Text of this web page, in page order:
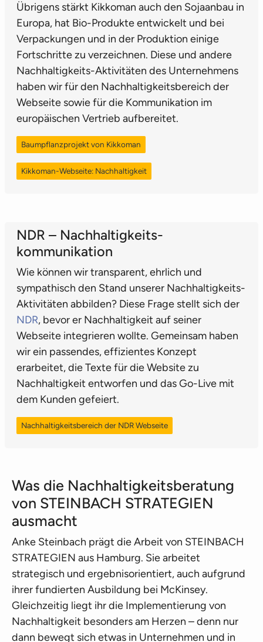
Übrigens stärkt Kikkoman auch den Sojaanbau in
Europa, hat Bio-Produkte entwickelt und bei
Verpackungen und in der Produktion einige
Fortschritte zu verzeichnen. Diese und andere
Nachhaltigkeits-Aktivitäten des Unternehmens
haben wir für den Nachhaltigkeitsbereich der
Webseite sowie für die Kommunikation im
europäischen Vertrieb aufbereitet.
Baumpflanzprojekt von Kikkoman
Kikkoman-Webseite: Nachhaltigkeit
NDR – Nach­haltig­keits­
kommunikation
Wie können wir transparent, ehrlich und
sympathisch den Stand unserer Nachhaltigkeits-
Aktivitäten abbilden? Diese Frage stellt sich der
NDR, bevor er Nachhaltigkeit auf seiner
Webseite integrieren wollte. Gemeinsam haben
wir ein passendes, effizientes Konzept
erarbeitet, die Texte für die Website zu
Nachhaltigkeit entworfen und das Go-Live mit
dem Kunden gefeiert.
Nachhaltigkeitsbereich der NDR Webseite
Was die Nachhaltigkeitsberatung
von STEINBACH STRATEGIEN
ausmacht
Anke Steinbach prägt die Arbeit von STEINBACH
STRATEGIEN aus Hamburg. Sie arbeitet
strategisch und ergebnisorientiert, auch aufgrund
ihrer fundierten Ausbildung bei McKinsey.
Gleichzeitig liegt ihr die Implementierung von
Nachhaltigkeit besonders am Herzen – denn nur
dann bewegt sich etwas in Unternehmen und in